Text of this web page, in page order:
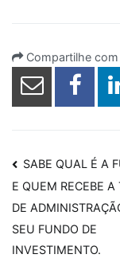
Compartilhe
de
Post
SABE QUAL É A
E QUEM RECEBE A
DE
SEU FUNDO DE
INVESTIMENTO.